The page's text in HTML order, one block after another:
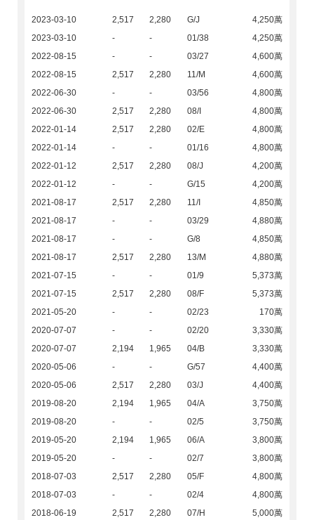
2023-03-10 2,517 2,280 G/J
4,250萬
2023-03-10
- - 01/38
4,250萬
2022-08-15
- - 03/27
4,600萬
2022-08-15
2,517 2,280 11/M
4,600萬
2022-06-30
- - 03/56
4,800萬
2022-06-30
2,517 2,280 08/I
4,800萬
2022-01-14
2,517 2,280 02/E
4,800萬
2022-01-14
- - 01/16
4,800萬
2022-01-12
2,517 2,280 08/J
4,200萬
2022-01-12
- - G/15
4,200萬
2021-08-17
2,517 2,280 11/I
4,850萬
2021-08-17
- - 03/29
4,880萬
2021-08-17
- - G/8
4,850萬
2021-08-17
2,517 2,280 13/M
4,880萬
2021-07-15
- - 01/9
5,373萬
2021-07-15
2,517 2,280 08/F
5,373萬
2021-05-20
- - 02/23
170萬
2020-07-07
- - 02/20
3,330萬
2020-07-07
2,194 1,965 04/B
3,330萬
2020-05-06
- - G/57
4,400萬
2020-05-06
2,517 2,280 03/J
4,400萬
2019-08-20
2,194 1,965 04/A
3,750萬
2019-08-20
- - 02/5
3,750萬
2019-05-20
2,194 1,965 06/A
3,800萬
2019-05-20
- - 02/7
3,800萬
2018-07-03
2,517 2,280 05/F
4,800萬
2018-07-03
- - 02/4
4,800萬
2018-06-19
2,517 2,280 07/H
5,000萬